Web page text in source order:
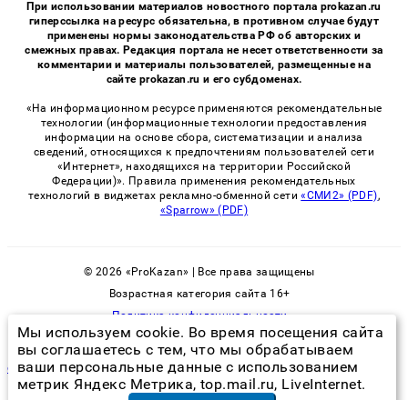
При использовании материалов новостного портала prokazan.ru
гиперссылка на ресурс обязательна, в противном случае будут
применены нормы законодательства РФ об авторских и
смежных правах. Редакция портала не несет ответственности за
комментарии и материалы пользователей, размещенные на
сайте prokazan.ru и его субдоменах.
«На информационном ресурсе применяются рекомендательные
технологии (информационные технологии предоставления
информации на основе сбора, систематизации и анализа
сведений, относящихся к предпочтениям пользователей сети
«Интернет», находящихся на территории Российской
Федерации)». Правила применения рекомендательных
технологий в виджетах рекламно-обменной сети«СМИ2» (PDF),
«Sparrow» (PDF)
© 2026 «ProKazan» | Все права защищены
Возрастная категория сайта 16+
Политика конфиденциальности
опрыскивание борщевика гербицидами
Мы используем cookie. Во время посещения сайта
вы соглашаетесь с тем, что мы обрабатываем
ваши персональные данные с использованием
метрик Яндекс Метрика, top.mail.ru, LiveInternet.